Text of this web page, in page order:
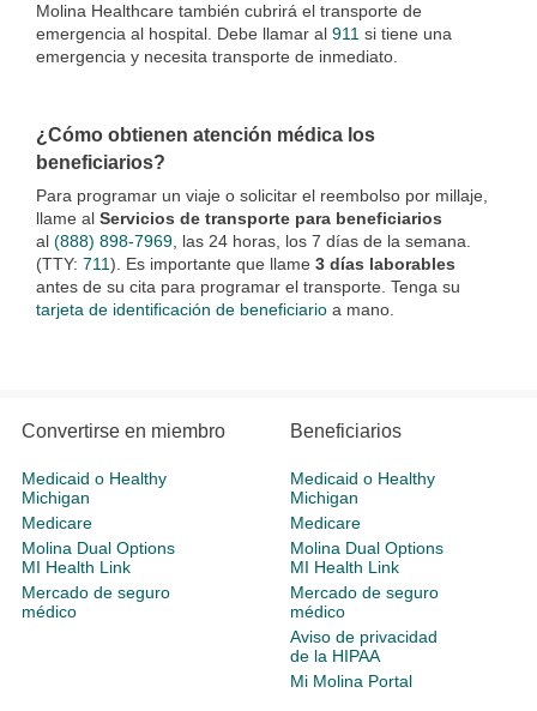
Molina Healthcare también cubrirá el transporte de
emergencia al hospital. Debe llamar al 911 si tiene una
emergencia y necesita transporte de inmediato.
¿Cómo obtienen atención médica los
beneficiarios?
Para programar un viaje o solicitar el reembolso por millaje,
llame al Servicios de transporte para beneficiarios
al (888) 898-7969, las 24 horas, los 7 días de la semana.
(TTY: 711). Es importante que llame 3 días laborables
antes de su cita para programar el transporte. Tenga su
tarjeta de identificación de beneficiario a mano.
Convertirse en miembro
Medicaid o Healthy
Michigan
Medicare
Molina Dual Options
MI Health Link
Mercado de seguro
médico
Beneficiarios
Medicaid o Healthy
Michigan
Medicare
Molina Dual Options
MI Health Link
Mercado de seguro
médico
Aviso de privacidad
de la HIPAA
Mi Molina Portal